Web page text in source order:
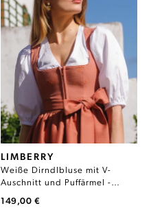
LIMBERRY
Weiße Dirndlbluse mit V-
Auschnitt und Puffärmel -
149,00 €